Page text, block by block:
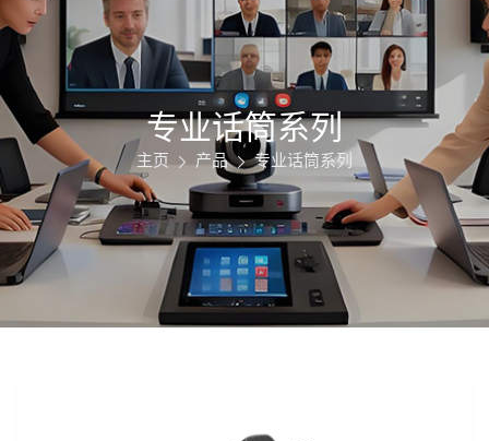
专业话筒系列
主页 产品 专业话筒系列